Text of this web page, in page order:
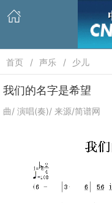
首页 声乐 少儿
我们的名字是希望
曲/ 演唱(奏)/ 来源/简谱网